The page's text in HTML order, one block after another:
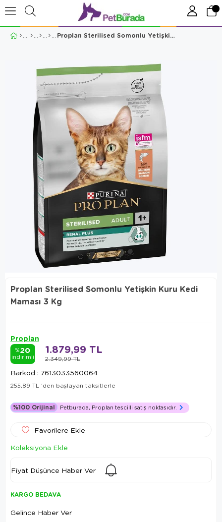
Proplan Sterilised Somonlu Yetişkin Kuru Kedi Maması 3 Kg
Proplan Sterilised Somonlu Yetişkin Kuru Kedi
Maması 3 Kg
Proplan
%20
indirimli 2.349,99 TL
1.879,99 TL
Barkod : 7613033560064
255,89 TL 'den başlayan taksitlerle
%100 Orijinal Petburada, Proplan tescilli satış noktasıdır.
Favorilere Ekle
Koleksiyona Ekle
Fiyat Düşünce Haber Ver
KARGO BEDAVA
Gelince Haber Ver